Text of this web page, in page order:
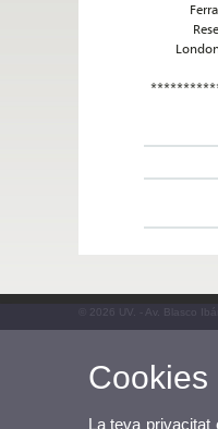
© 2026 UV. - Av. Blasco
Cookies
La teva privacitat